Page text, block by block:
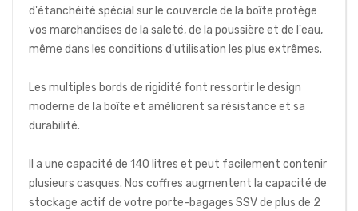
d'étanchéité spécial sur le couvercle de la boîte protège
vos marchandises de la saleté, de la poussière et de l'eau,
même dans les conditions d'utilisation les plus extrêmes.
Les multiples bords de rigidité font ressortir le design
moderne de la boîte et améliorent sa résistance et sa
durabilité.
Il a une capacité de 140 litres et peut facilement contenir
plusieurs casques. Nos coffres augmentent la capacité de
stockage actif de votre porte-bagages SSV de plus de 2